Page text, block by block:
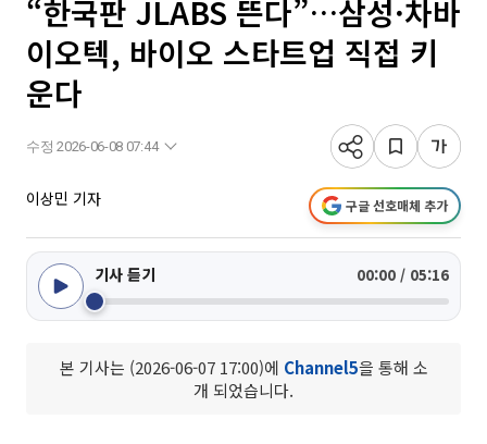
“한국판 JLABS 뜬다”…삼성·차바
이오텍, 바이오 스타트업 직접 키
운다
수정 2026-06-08 07:44
이상민 기자 구글 선호매체 추가
기사 듣기 00:00 / 05:16
본 기사는 (2026-06-07 17:00)에 Channel5을 통해 소
개 되었습니다.